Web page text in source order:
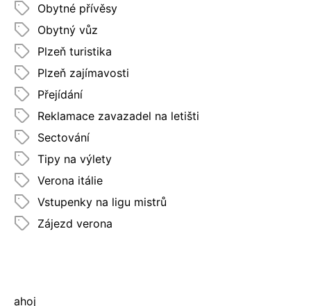
Obytné přívěsy
Obytný vůz
Plzeň turistika
Plzeň zajímavosti
Přejídání
Reklamace zavazadel na letišti
Sectování
Tipy na výlety
Verona itálie
Vstupenky na ligu mistrů
Zájezd verona
ahoj